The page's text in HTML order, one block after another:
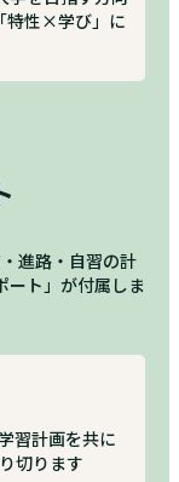
特性×学び」に
進路・自習の計
ート」が付属しま
習計画を共に
切ります